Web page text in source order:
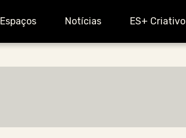
Espaços Notícias ES+ Criativo